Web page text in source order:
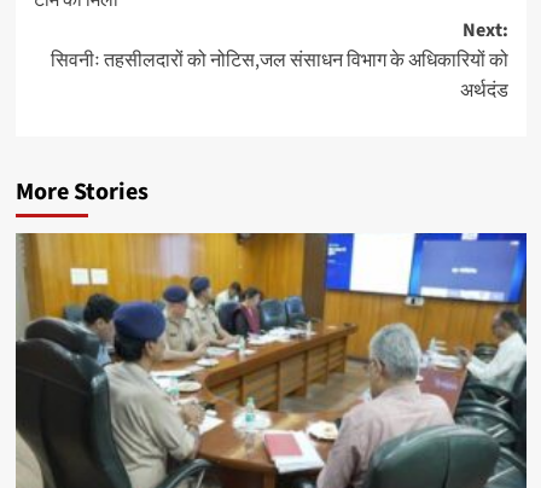
Next:
सिवनीः तहसीलदारों को नोटिस,जल संसाधन विभाग के अधिकारियों को
अर्थदंड
More Stories